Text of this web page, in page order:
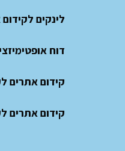
לינקים לקידום
דוח
קידום אתרים
קידום אתרים